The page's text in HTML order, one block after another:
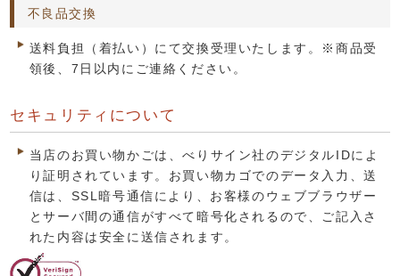
不良品交換
送料負担（着払い）にて交換受理いたします。※商品受
領後、7日以内にご連絡ください。
セキュリティについて
当店のお買い物かごは、べりサイン社のデジタルIDによ
り証明されています。お買い物カゴでのデータ入力、送
信は、SSL暗号通信により、お客様のウェブブラウザー
とサーバ間の通信がすべて暗号化されるので、ご記入さ
れた内容は安全に送信されます。